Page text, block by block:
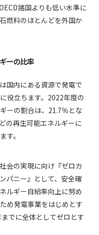
諸国よりも低い水準に
燃料のほとんどを外国か
ーの比率
国内にある資源で発電で
役立ちます。2022年度の
ーの割合は、21.7％とな
の再生可能エネルギーに
す。
会の実現に向け『ゼロカ
パニー』として、安全確
ルギー自給率向上に努め
め発電事業をはじめとす
でに全体としてゼロとす